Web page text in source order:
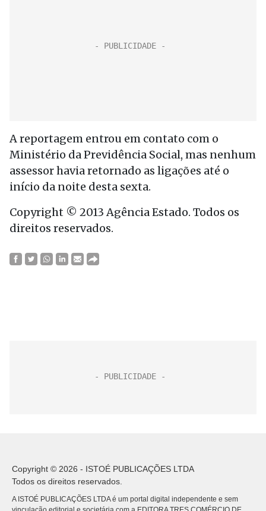
A reportagem entrou em contato com o
Ministério da Previdência Social, mas nenhum
assessor havia retornado as ligações até o
início da noite desta sexta.
Copyright © 2013 Agência Estado. Todos os
direitos reservados.
Copyright © 2026 - ISTOÉ PUBLICAÇÕES LTDA
Todos os direitos reservados.
A ISTOÉ PUBLICAÇÕES LTDA é um portal digital independente e sem